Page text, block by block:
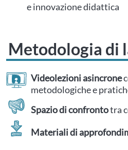
e innovazione didattica
Metodologia di
Videolezioni asincrone
metodologiche e
Spazio di confrontotra
Materiali di